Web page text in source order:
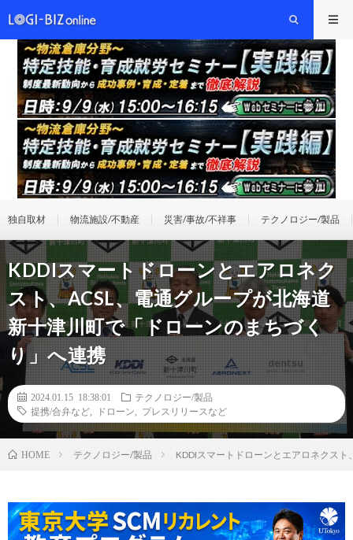
独自取材 物流施設/不動産 災害/事故/不祥事 テクノロジー/製品
KDDIスマートドローンとエアロネク
スト、ACSL、電通グループが北海道
新十津川町で「ドローンのまちづく
り」へ連携
2024.01.15 18:38:01
テクノロジー/製品
提携/合弁など
ドローン プレスリリースなど
HOME テクノロジー/製品 KDDIスマートドローンとエアロネクス